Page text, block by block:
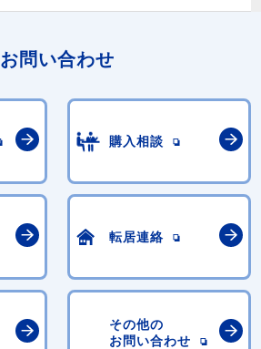
お問い合わせ
購入相談
転居連絡
その他の
お問い合わせ